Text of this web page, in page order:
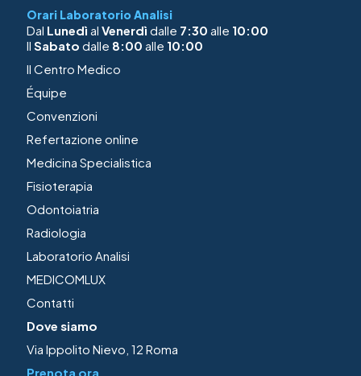
Orari Laboratorio Analisi
Dal Lunedì al Venerdì dalle 7:30 alle 10:00
Il Sabato dalle 8:00 alle 10:00
Il Centro Medico
Équipe
Convenzioni
Refertazione online
Medicina Specialistica
Fisioterapia
Odontoiatria
Radiologia
Laboratorio Analisi
MEDICOMLUX
Contatti
Dove siamo
Via Ippolito Nievo, 12 Roma
Prenota ora